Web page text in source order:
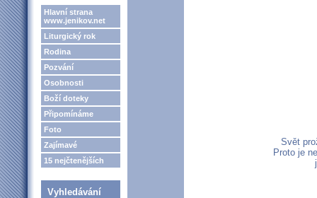
Hlavní strana
www.jenikov.net
Liturgický rok
Rodina
Pozvání
Osobnosti
Boží doteky
Připomínáme
Foto
Zajímavé
15 nejčtenějších
Vyhledávání
Svět
Proto je